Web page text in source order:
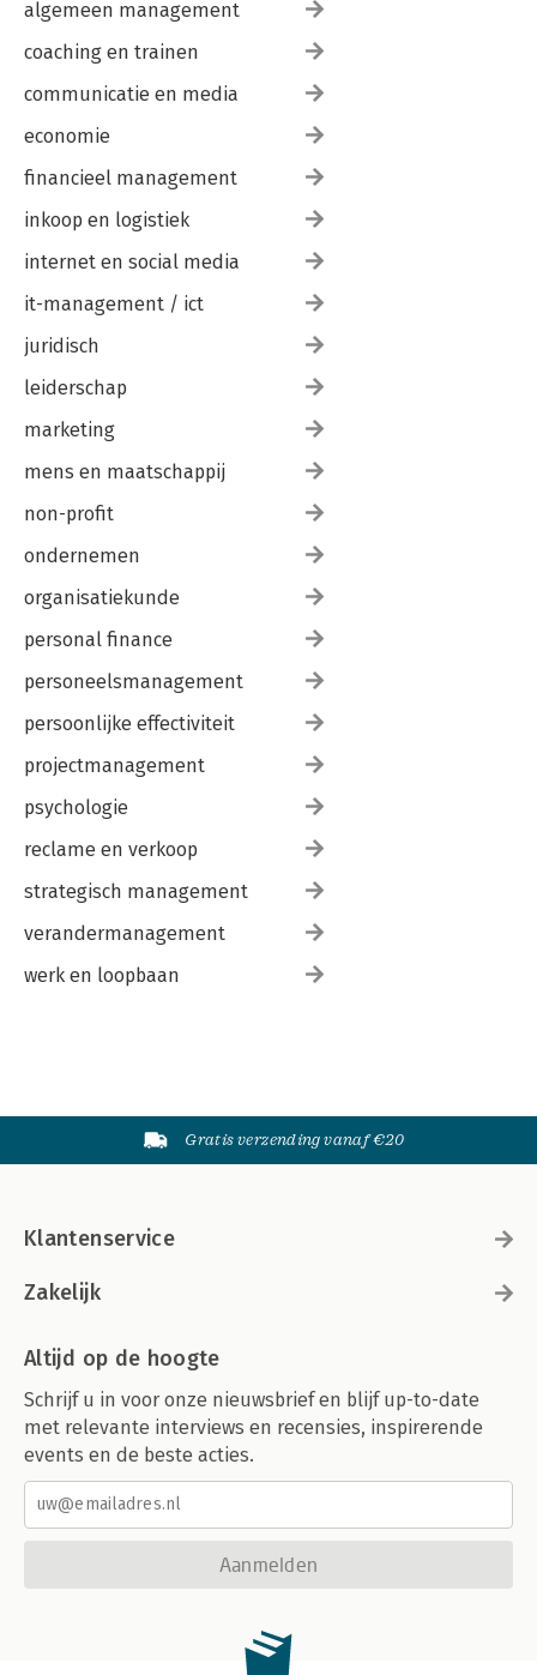
algemeen management
coaching en trainen
communicatie en media
economie
financieel management
inkoop en logistiek
internet en social media
it-management / ict
juridisch
leiderschap
marketing
mens en maatschappij
non-profit
ondernemen
organisatiekunde
personal finance
personeelsmanagement
persoonlijke effectiviteit
projectmanagement
psychologie
reclame en verkoop
strategisch management
verandermanagement
werk en loopbaan
Gratis verzending vanaf €20
Klantenservice
Zakelijk
Altijd op de hoogte
Schrijf u in voor onze nieuwsbrief en blijf up-to-date
met relevante interviews en recensies, inspirerende
events en de beste acties.
Aanmelden